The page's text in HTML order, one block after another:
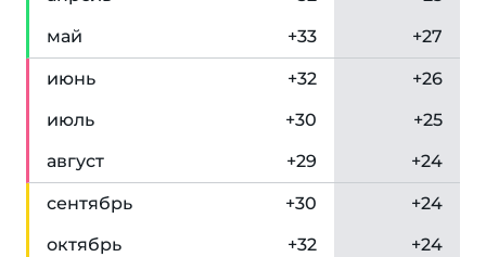
май
+33 +27
июнь +32
+26
июль +30
+25
август +29 +24
сентябрь +30
+24
октябрь +32
+24